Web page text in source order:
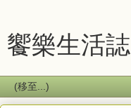
饗樂生活誌